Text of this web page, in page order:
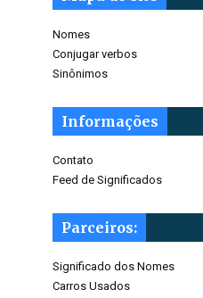
Nomes
Conjugar verbos
Sinônimos
Informações
Contato
Feed de Significados
Parceiros:
Significado dos Nomes
Carros Usados